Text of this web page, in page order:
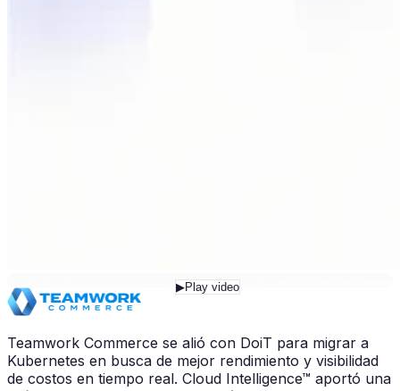
▶Play video
Teamwork Commerce se alió con DoiT para migrar a
Kubernetes en busca de mejor rendimiento y visibilidad
de costos en tiempo real. Cloud Intelligence™ aportó una